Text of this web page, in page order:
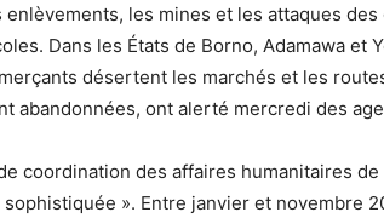
enlèvements, les mines et les attaques
Dans les États de Borno, Adamawa et
désertent les marchés et les
abandonnées, ont alerté mercredi des
coordination des affaires humanitaires de
». Entre janvier et novembre